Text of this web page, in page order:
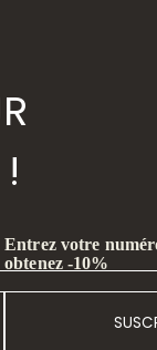
Entrez votre
obtenez -10%